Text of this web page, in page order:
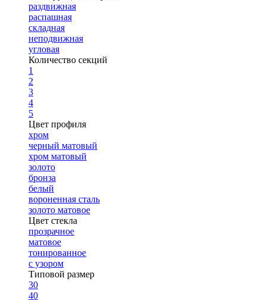
раздвижная
распашная
складная
неподвижная
угловая
Количество секций
1
2
3
4
5
Цвет профиля
хром
черный матовый
хром матовый
золото
бронза
белый
вороненная сталь
золото матовое
Цвет стекла
прозрачное
матовое
тонированное
с узором
Типовой размер
30
40